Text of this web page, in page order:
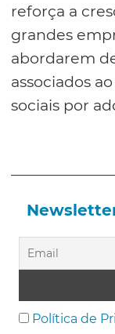
reforça a
grandes
abordarem
associados
sociais por
Política de